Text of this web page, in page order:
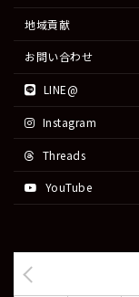
地域貢献
お問い合わせ
LINE@
Instagram
Threads
YouTube